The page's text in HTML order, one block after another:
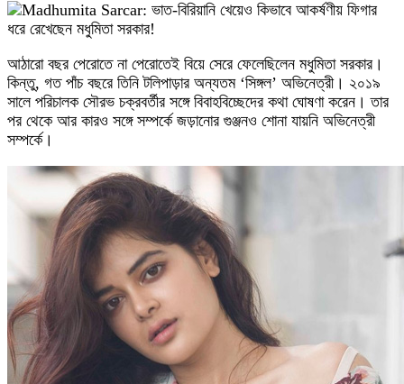
আঠারো বছর পেরোতে না পেরোতেই বিয়ে সেরে ফেলেছিলেন মধুমিতা সরকার।
কিন্তু, গত পাঁচ বছরে তিনি টলিপাড়ার অন্যতম ‘সিঙ্গল’ অভিনেত্রী। ২০১৯
সালে পরিচালক সৌরভ চক্রবর্তীর সঙ্গে বিবাহবিচ্ছেদের কথা ঘোষণা করেন। তার
পর থেকে আর কারও সঙ্গে সম্পর্কে জড়ানোর গুঞ্জনও শোনা যায়নি অভিনেত্রী
সম্পর্কে।